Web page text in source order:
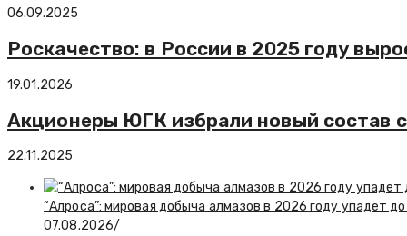
06.09.2025
Роскачество: в России в 2025 году
19.01.2026
Акционеры ЮГК избрали новый состав
22.11.2025
“Алроса”: мировая добыча алмазов в 2026 году упадет
07.08.2026/